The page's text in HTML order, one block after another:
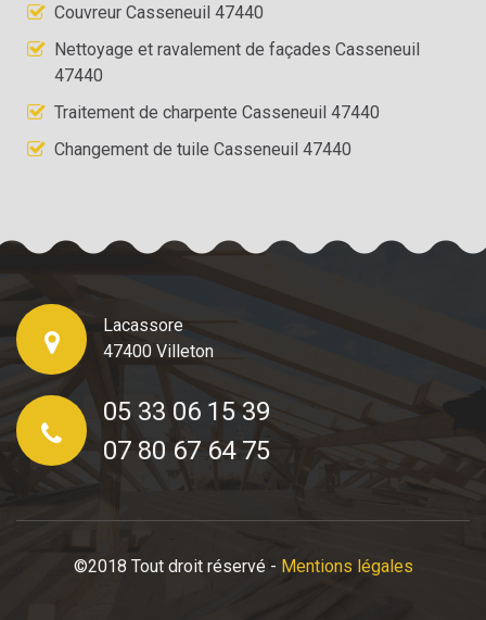
Couvreur Casseneuil 47440
Nettoyage et ravalement de façades Casseneuil
47440
Traitement de charpente Casseneuil 47440
Changement de tuile Casseneuil 47440
Lacassore
47400 Villeton
05 33 06 15 39
07 80 67 64 75
©2018 Tout droit réservé - Mentions légales